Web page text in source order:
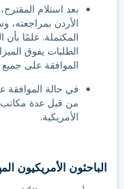
بعد استلام
الأردن بمراجعته،
المكتملة. علمًا بأن
الطلبات يفوق
الموافقة على جميع
في حالة الموافقة
من قبل عدة مكاتب
الأمريكية.
الباحثون الأمريكيون